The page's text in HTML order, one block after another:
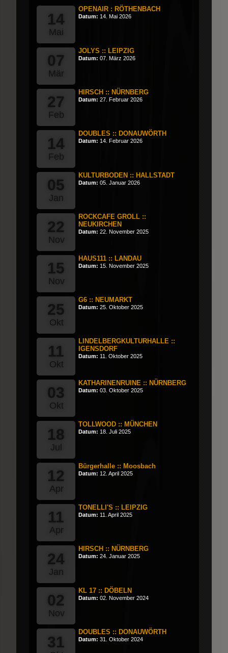
14
Mai
OPENAIR : RÖTHENBACH
Datum: 14. Mai 2026
07
Mär
JOLYS :: LEIPZIG
Datum: 07. März 2026
27
Feb
HIRSCH :: NÜRNBERG
Datum: 27. Februar 2026
14
Feb
DOUBLES :: DONAUWÖRTH
Datum: 14. Februar 2026
05
Jan
KULTURBODEN :: HALLSTADT
Datum: 05. Januar 2026
22
Nov
ROCKCAFE GROLL ::
NEUKIRCHEN
Datum: 22. November 2025
15
Nov
HAUS111 :: LANDAU
Datum: 15. November 2025
25
Okt
G6 :: NEUMARKT
Datum: 25. Oktober 2025
11
Okt
LINDELBERGKULTURHALLE ::
IGENSDORF
Datum: 11. Oktober 2025
03
Okt
KATHARINENRUINE :: NÜRNBERG
Datum: 03. Oktober 2025
18
Jul
TOLLWOOD :: MÜNCHEN
Datum: 18. Juli 2025
12
Apr
Bürgerhalle :: Moosbach
Datum: 12. April 2025
11
Apr
TONELLI'S :: LEIPZIG
Datum: 11. April 2025
24
Jan
HIRSCH :: NÜRNBERG
Datum: 24. Januar 2025
02
Nov
KL 17 :: DÖBELN
Datum: 02. November 2024
31
DOUBLES :: DONAUWÖRTH
Datum: 31. Oktober 2024